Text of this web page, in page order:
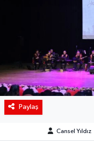
Paylaş
Cansel Yıldız
Teknoloji
Yaşam